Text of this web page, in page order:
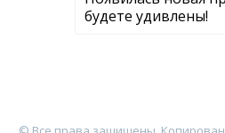
будете удивлены!